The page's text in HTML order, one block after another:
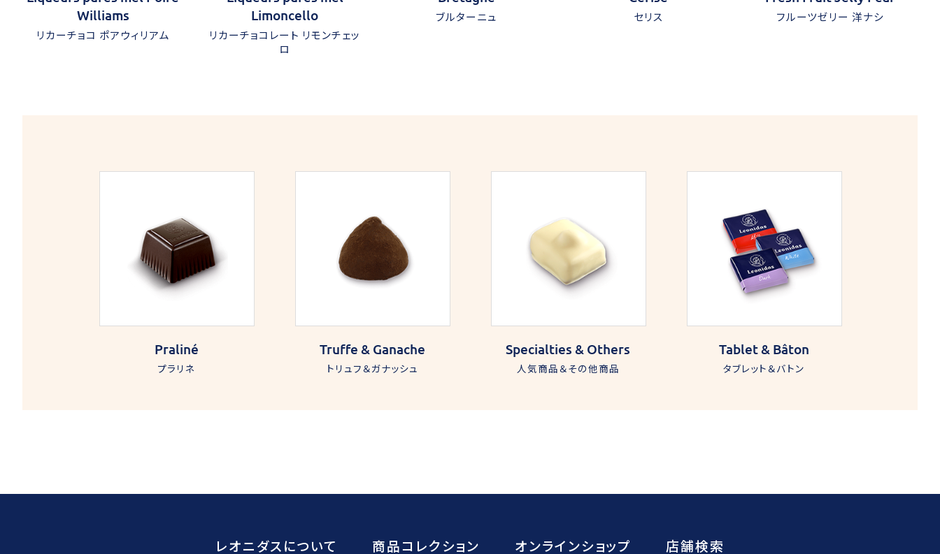
Williams
リカーチョコ ポアウィリアム
Limoncello
リカーチョコレート リモンチェッ
ロ
ブルターニュ セリス フルーツゼリー 洋ナシ
Praliné
プラリネ
Truffe & Ganache
トリュフ＆ガナッシュ
Specialties & Others
人気商品＆その他商品
Tablet & Bâton
タブレット＆バトン
レオニダスについて 商品コレクション オンラインショップ 店舗検索